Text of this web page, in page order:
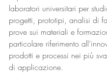
laboratori universitari per
progetti, prototipi, analisi di
prove sui materiali e
particolare riferimento
prodotti e processi nei più
di applicazione.